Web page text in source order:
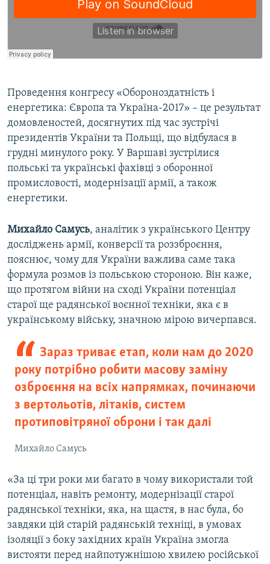
Проведення конгресу «Обороноздатність і
енергетика: Європа та Україна-2017» – це результат
домовленостей, досягнутих під час зустрічі
президентів України та Польщі, що відбулася в
грудні минулого року. У Варшаві зустрілися
польські та українські фахівці з оборонної
промисловості, модернізації армії, а також
енергетики.
Михайло Самусь, аналітик з українського Центру
досліджень армії, конверсії та роззброєння,
пояснює, чому для України важлива саме така
формула розмов із польською стороною. Він каже,
що протягом війни на сході України потенціал
старої ще радянської воєнної техніки, яка є в
українському війську, значною мірою вичерпався.
Зараз триває етап, коли нам до 2020
року потрібно робити масову заміну
озброєння на всіх напрямках, починаючи
з вертольотів, літаків, систем
протиповітряної оброни і так далі
Михайло Самусь
«За ці три роки ми багато в чому використали той
потенціал, навіть ремонту, модернізації старої
радянської техніки, яка, на щастя, в нас була, бо
завдяки цій старій радянській техніці, в умовах
ізоляції з боку західних країн Україна змогла
вистояти перед найпотужнішою хвилею російської